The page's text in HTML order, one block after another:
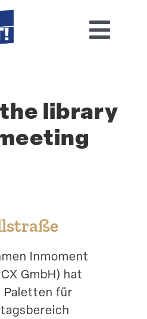
2026
Infos
2025
Suche
library
Inmoment
GmbH) hat
Paletten für